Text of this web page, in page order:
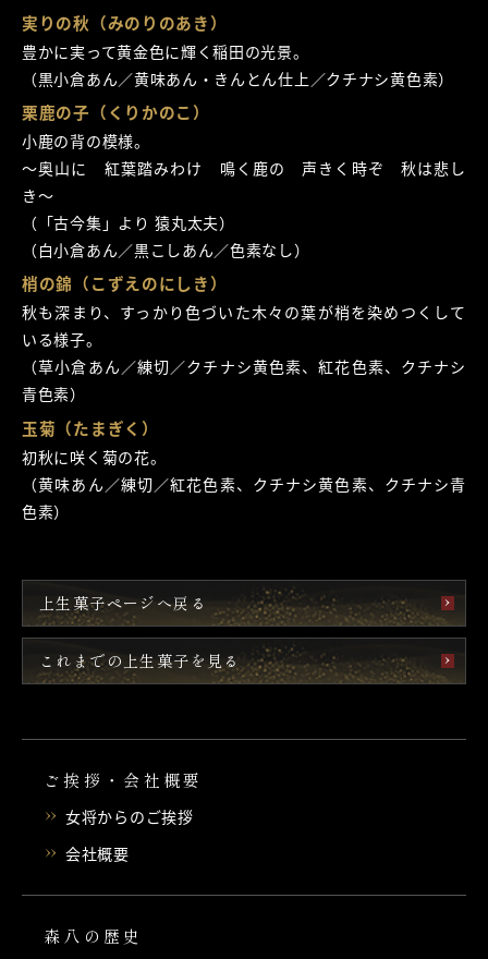
ご挨拶・会社概要
女将からのご挨拶
会社概要
森八の歴史
実りの秋（みのりのあき）
豊かに実って黄金色に輝く稲田の光景。
（黒小倉あん／黄味あん・きんとん仕上／クチナシ黄色素）
栗鹿の子（くりかのこ）
小鹿の背の模様。
～奥山に 紅葉踏みわけ 鳴く鹿の 声きく時ぞ 秋は悲し
き～
（「古今集」より 猿丸太夫）
（白小倉あん／黒こしあん／色素なし）
梢の錦（こずえのにしき）
秋も深まり、すっかり色づいた木々の葉が梢を染めつくして
いる様子。
（草小倉あん／練切／クチナシ黄色素、紅花色素、クチナシ
青色素）
玉菊（たまぎく）
初秋に咲く菊の花。
（黄味あん／練切／紅花色素、クチナシ黄色素、クチナシ青
色素）
上生菓子ページへ戻る
これまでの上生菓子を見る